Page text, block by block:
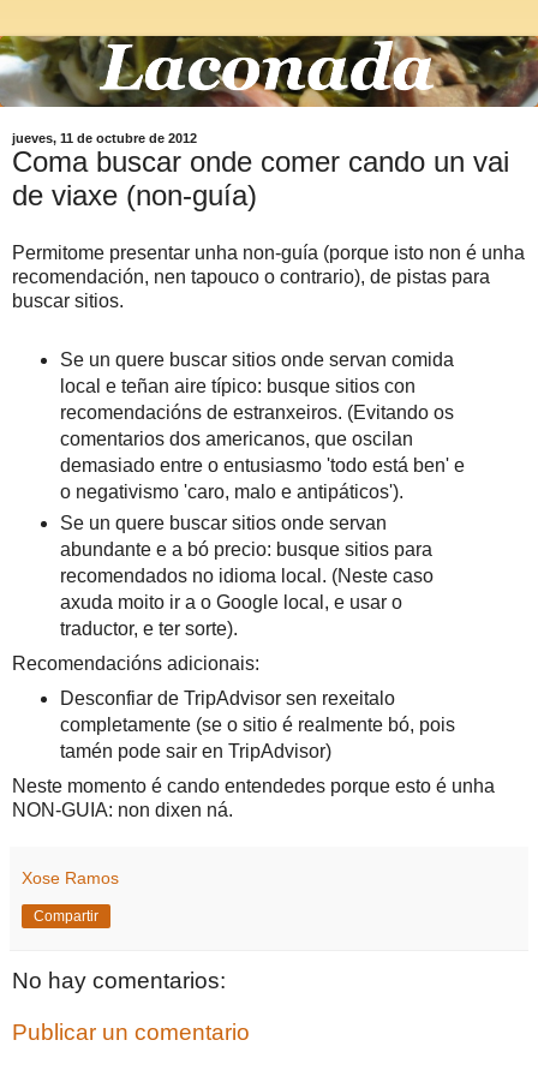
jueves, 11 de octubre de 2012
Coma buscar onde comer cando un vai
de viaxe (non-guía)
Permitome presentar unha non-guía (porque isto non é unha
recomendación, nen tapouco o contrario), de pistas para
buscar sitios.
Se un quere buscar sitios onde servan comida
local e teñan aire típico: busque sitios con
recomendacións de estranxeiros. (Evitando os
comentarios dos americanos, que oscilan
demasiado entre o entusiasmo 'todo está ben' e
o negativismo 'caro, malo e antipáticos').
Se un quere buscar sitios onde servan
abundante e a bó precio: busque sitios para
recomendados no idioma local. (Neste caso
axuda moito ir a o Google local, e usar o
traductor, e ter sorte).
Recomendacións adicionais:
Desconfiar de TripAdvisor sen rexeitalo
completamente (se o sitio é realmente bó, pois
tamén pode sair en TripAdvisor)
Neste momento é cando entendedes porque esto é unha
NON-GUIA: non dixen ná.
Xose Ramos
Compartir
No hay comentarios:
Publicar un comentario